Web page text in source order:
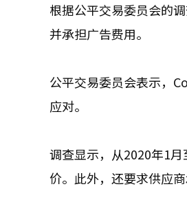
根据公平交易委员会的
并承担广告费用。
公平交易委员会表示，
应对。
调查显示，从2020年1
价。此外，还要求供应